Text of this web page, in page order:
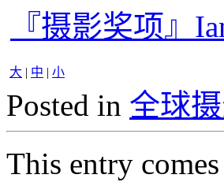
『摄影奖项』
大 | 中 | 小
Posted in 全球
This entry